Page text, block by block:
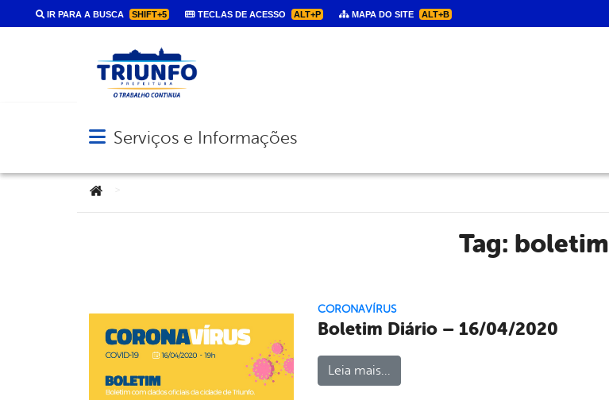
IR PARA A BUSCA SHIFT+5 TECLAS DE ACESSO ALT+P MAPA DO SITE ALT+B
Abrir menu principal de navegação
Serviços e Informações
Você está aqui:
Tag: boletim
CORONAVÍRUS
Boletim Diário – 16/04/2020
Leia mais...